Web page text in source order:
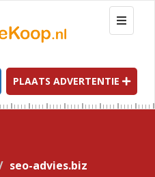
T
o
g
l
e
n
PLAATS ADVERTENTIE
seo-advies.biz